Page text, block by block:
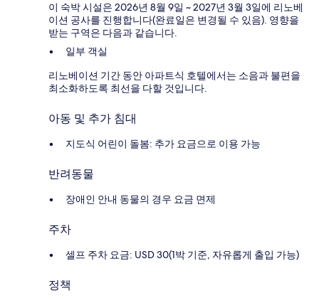
이 숙박 시설은 2026년 8월 9일 ~ 2027년 3월 3일에 리노베
이션 공사를 진행합니다(완료일은 변경될 수 있음). 영향을
받는 구역은 다음과 같습니다.
일부 객실
리노베이션 기간 동안 아파트식 호텔에서는 소음과 불편을
최소화하도록 최선을 다할 것입니다.
아동 및 추가 침대
지도식 어린이 돌봄: 추가 요금으로 이용 가능
반려동물
장애인 안내 동물의 경우 요금 면제
주차
셀프 주차 요금: USD 30(1박 기준, 자유롭게 출입 가능)
정책